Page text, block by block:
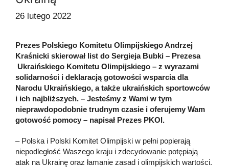
26 lutego 2022
Prezes Polskiego Komitetu Olimpijskiego Andrzej
Kraśnicki skierował list do Sergieja Bubki – Prezesa
Ukraińskiego Komitetu Olimpijskiego – z wyrazami
solidarności i deklaracją gotowości wsparcia dla
Narodu Ukraińskiego, a także ukraińskich sportowców
i ich najbliższych. – Jesteśmy z Wami w tym
nieprawdopodobnie trudnym czasie i oferujemy Wam
gotowość pomocy – napisał Prezes PKOl.
– Polska i Polski Komitet Olimpijski w pełni popierają
niepodległość Waszego kraju i zdecydowanie potępiają
atak na Ukrainę oraz łamanie zasad i olimpijskich wartości.